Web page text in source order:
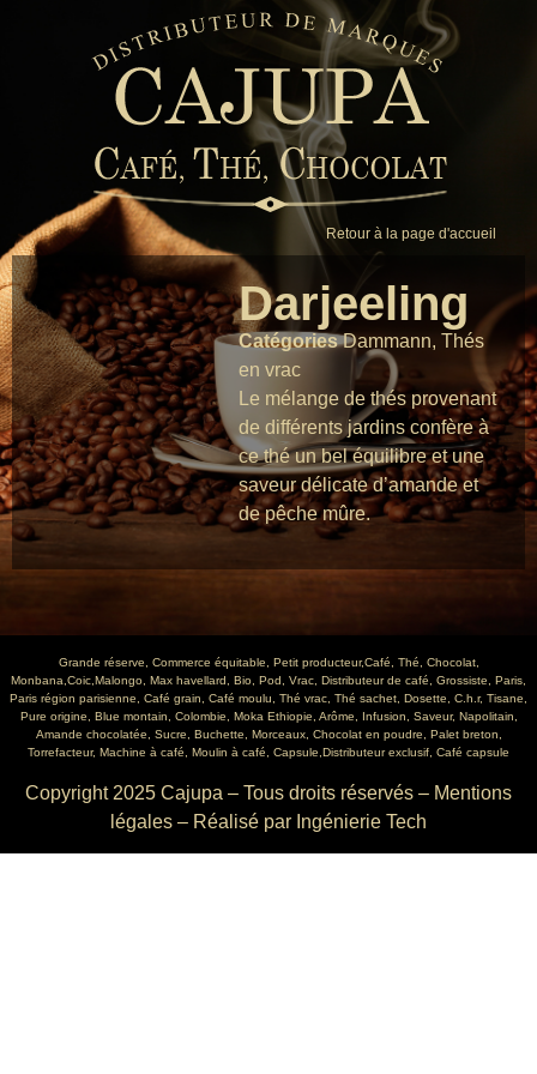
Retour à la page d'accueil
Darjeeling
Catégories Dammann,Thés
en vrac
Le mélange de thés provenant
de différents jardins confère à
ce thé un bel équilibre et une
saveur délicate d’amande et
de pêche mûre.
Grande réserve, Commerce équitable, Petit producteur,Café, Thé, Chocolat,
Monbana,Coic,Malongo, Max havellard, Bio, Pod, Vrac, Distributeur de café, Grossiste, Paris,
Paris région parisienne, Café grain, Café moulu, Thé vrac, Thé sachet, Dosette, C.h.r, Tisane,
Pure origine, Blue montain, Colombie, Moka Ethiopie, Arôme, Infusion, Saveur, Napolitain,
Amande chocolatée, Sucre, Buchette, Morceaux, Chocolat en poudre, Palet breton,
Torrefacteur, Machine à café, Moulin à café, Capsule,Distributeur exclusif, Café capsule
Copyright 2025 Cajupa – Tous droits réservés – Mentions
légales – Réalisé par Ingénierie Tech